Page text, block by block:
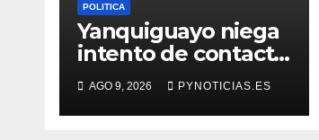
POLITICA
Yanquiguayo niega
intento de contacto
con ayoreos
aislados
AGO 9, 2026 PYNOTICIAS.ES